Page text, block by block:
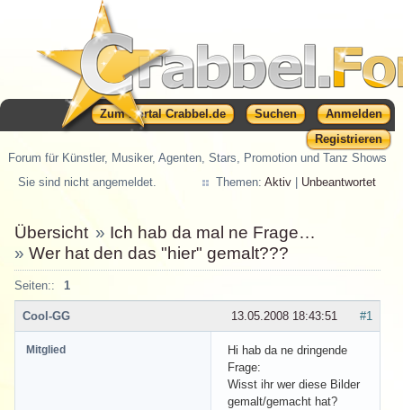
Zum Portal Crabbel.de Suchen
Anmelden
Registrieren
Forum für Künstler, Musiker, Agenten, Stars, Promotion und Tanz Shows
Sie sind nicht angemeldet.
Themen:Aktiv Unbeantwortet
Übersicht » Ich hab da mal ne Frage…
» Wer hat den das "hier" gemalt???
Seiten:: 1
#1
13.05.2008 18:43:51
Cool-GG
Mitglied
Hi hab da ne dringende
Frage:
Wisst ihr wer diese Bilder
gemalt/gemacht hat?